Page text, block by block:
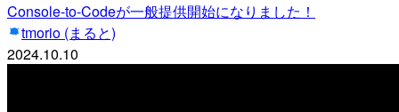
Console-to-Codeが一般提供開始になりました！
tmorio (まると)
2024.10.10